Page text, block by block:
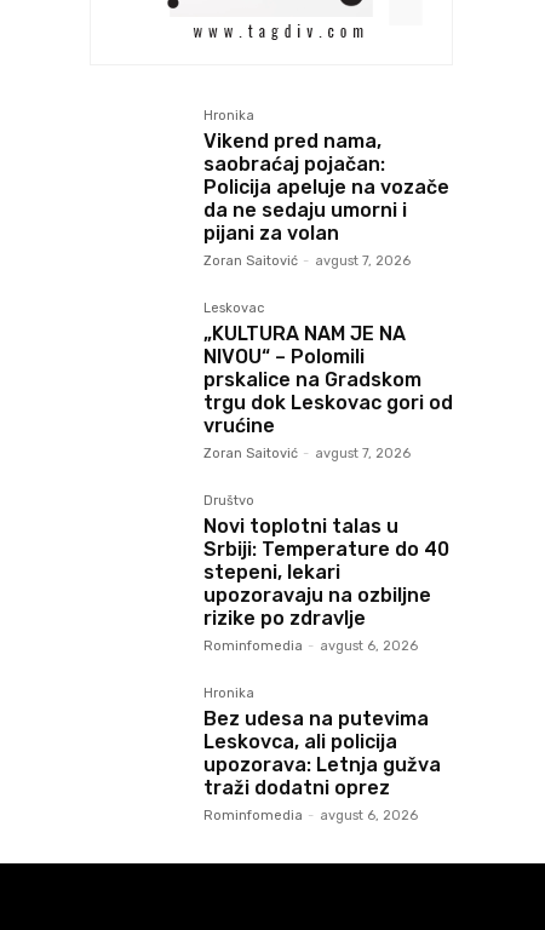
Hronika
Vikend pred nama,
saobraćaj pojačan:
Policija apeluje na vozače
da ne sedaju umorni i
pijani za volan
Zoran Saitović - avgust 7, 2026
Leskovac
„KULTURA NAM JE NA
NIVOU“ – Polomili
prskalice na Gradskom
trgu dok Leskovac gori od
vrućine
Zoran Saitović - avgust 7, 2026
Društvo
Novi toplotni talas u
Srbiji: Temperature do 40
stepeni, lekari
upozoravaju na ozbiljne
rizike po zdravlje
Rominfomedia - avgust 6, 2026
Hronika
Bez udesa na putevima
Leskovca, ali policija
upozorava: Letnja gužva
traži dodatni oprez
Rominfomedia - avgust 6, 2026